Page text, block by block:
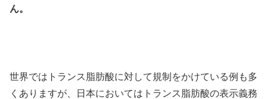
ん。
世界ではトランス脂肪酸に対して規制をかけている例も多
くありますが、日本においてはトランス脂肪酸の表示義務